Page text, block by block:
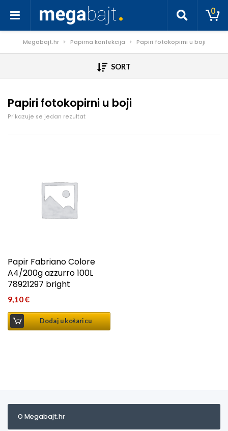
0
Megabajt.hr Papirna konfekcija Papiri fotokopirni u boji
SORT
Papiri fotokopirni u boji
Prikazuje se jedan rezultat
Papir Fabriano Colore
A4/200g azzurro 100L
78921297 bright
9,10€
Dodaj u košaricu
O Megabajt.hr